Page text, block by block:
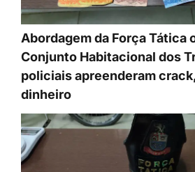
Abordagem da Força Tática
Conjunto Habitacional dos
policiais apreenderam
dinheiro